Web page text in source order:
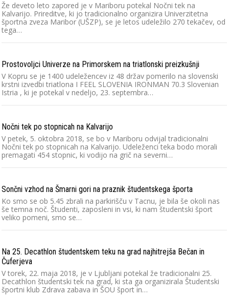
Že deveto leto zapored je v Mariboru potekal Nočni tek na
Kalvarijo. Prireditve, ki jo tradicionalno organizira Univerzitetna
športna zveza Maribor (UŠZP), se je letos udeležilo 270 tekačev, od
tega…
Prostovoljci Univerze na Primorskem na triatlonski preizkušnji
V Kopru se je 1400 udeležencev iz 48 držav pomerilo na slovenski
krstni izvedbi triatlona I FEEL SLOVENIA IRONMAN 70.3 Slovenian
Istria , ki je potekal v nedeljo, 23. septembra…
Nočni tek po stopnicah na Kalvarijo
V petek, 5. oktobra 2018, se bo v Mariboru odvijal tradicionalni
Nočni tek po stopnicah na Kalvarijo. Udeleženci teka bodo morali
premagati 454 stopnic, ki vodijo na grič na severni…
Sončni vzhod na Šmarni gori na praznik študentskega športa
Ko smo se ob 5.45 zbrali na parkirišču v Tacnu, je bila še okoli nas
še temna noč. Študenti, zaposleni in vsi, ki nam študentski šport
veliko pomeni, smo se…
Na 25. Decathlon študentskem teku na grad najhitrejša Bečan in
Čuferjeva
V torek, 22. maja 2018, je v Ljubljani potekal že tradicionalni 25.
Decathlon študentski tek na grad, ki sta ga organizirala Študentski
športni klub Zdrava zabava in ŠOU šport in…